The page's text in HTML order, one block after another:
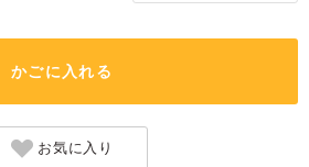
かごに入れる
お気に入り